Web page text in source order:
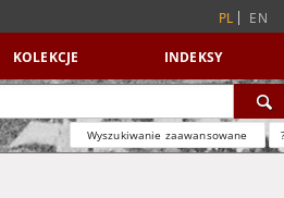
PL EN
KOLEKCJE INDEKSY
Wyszukiwanie zaawansowane ?